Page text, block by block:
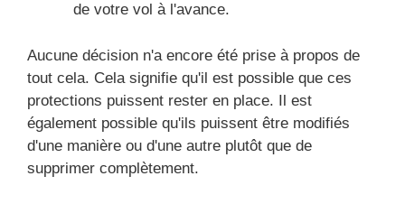
de votre vol à l'avance.
Aucune décision n'a encore été prise à propos de
tout cela. Cela signifie qu'il est possible que ces
protections puissent rester en place. Il est
également possible qu'ils puissent être modifiés
d'une manière ou d'une autre plutôt que de
supprimer complètement.